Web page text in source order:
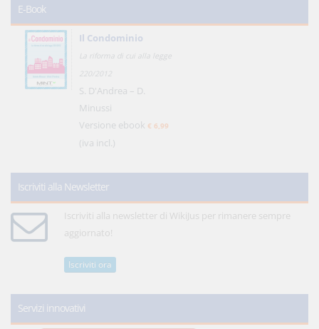
E-Book
Il Condominio
La riforma di cui alla legge
220/2012
S. D'Andrea – D.
Minussi
Versione ebook € 6,99
(iva incl.)
Iscriviti alla Newsletter
Iscriviti alla newsletter di WikiJus per rimanere sempre
aggiornato!
Iscriviti ora
Servizi innovativi